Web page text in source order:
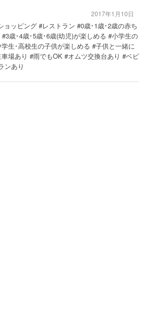
ョッピング #レストラン #0歳･1歳･2歳の赤ち
歳･4歳･5歳･6歳(幼児)が楽しめる #小学生の
生･高校生の子供が楽しめる #子供と一緒に
場あり #雨でもOK #オムツ交換台あり #ベビ
ンあり
2017年1月10日